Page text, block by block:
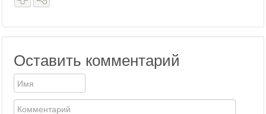
Оставить комментарий